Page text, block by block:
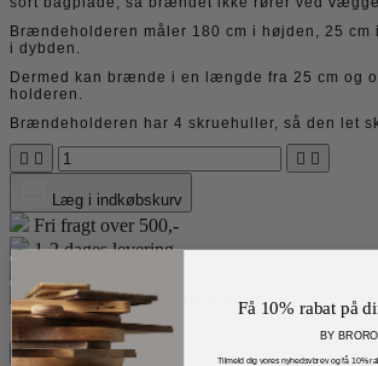
Brændeholderen måler 180 cm i højden, 25 cm
i dybden.
Dermed kan brænde i en længde fra 25 cm og
holderen.
Brændeholderen har 4 skruehuller, så den let
   
Læg i indkøbskurv
Fri fragt over 500,-
1-2 dages levering.
Vores kunder giver os 5 stjerner
Produktinformation
Få 10% rabat på
BY
Tilmeld dig vores nyhedsvbrev og få 10%